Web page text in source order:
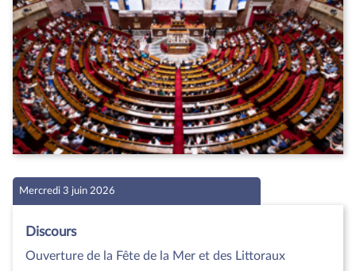
Mercredi 3 juin 2026
Discours
Ouverture de la Fête de la Mer et des Littoraux